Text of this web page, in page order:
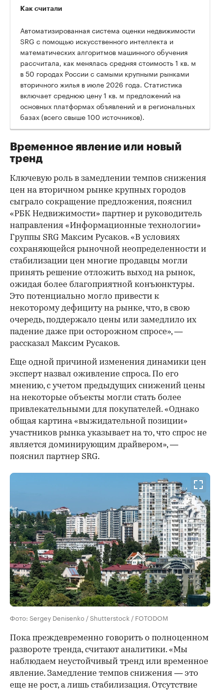
00:00 / 00:00
Как считали
Автоматизированная система оценки недвижимости
SRG с помощью искусственного интеллекта и
математических алгоритмов машинного обучения
рассчитала, как менялась средняя стоимость 1 кв. м
в 50 городах России с самыми крупными рынками
вторичного жилья в июле 2026 года. Статистика
включает среднюю цену 1 кв. м предложений на
основных платформах объявлений и в региональных
базах (всего свыше 100 источников).
Временное явление или новый
тренд
Ключевую роль в замедлении темпов снижения
цен на вторичном рынке крупных городов
сыграло сокращение предложения, пояснил
«РБК Недвижимости» партнер и руководитель
направления «Информационные технологии»
Группы SRG Максим Русаков. «В условиях
сохраняющейся рыночной неопределенности и
стабилизации цен многие продавцы могли
принять решение отложить выход на рынок,
ожидая более благоприятной конъюнктуры.
Это потенциально могло привести к
некоторому дефициту на рынке, что, в свою
очередь, поддержало цены или замедлило их
падение даже при осторожном спросе», —
рассказал Максим Русаков.
Еще одной причиной изменения динамики цен
эксперт назвал оживление спроса. По его
мнению, с учетом предыдущих снижений цены
на некоторые объекты могли стать более
привлекательными для покупателей. «Однако
общая картина «выжидательной позиции»
участников рынка указывает на то, что спрос не
является доминирующим драйвером», —
пояснил партнер SRG.
Фото: Sergey Denisenko / Shutterstock / FOTODOM
Пока преждевременно говорить о полноценном
развороте тренда, считают аналитики. «Мы
наблюдаем неустойчивый тренд или временное
явление. Замедление темпов снижения — это
еще не рост, а лишь стабилизация. Отсутствие